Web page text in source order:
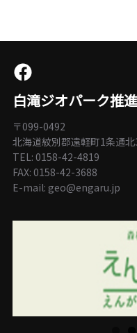
https://
白滝ジオパーク推
〒099-0492
北海道紋別郡遠軽町1条通
TEL: 0158-42-4819
FAX: 0158-42-3688
E-mail: geo@engaru.jp